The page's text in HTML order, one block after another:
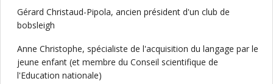
Gérard Christaud-Pipola, ancien président d'un club de
bobsleigh
Anne Christophe, spécialiste de l'acquisition du langage par le
jeune enfant (et membre du Conseil scientifique de
l'Education nationale)